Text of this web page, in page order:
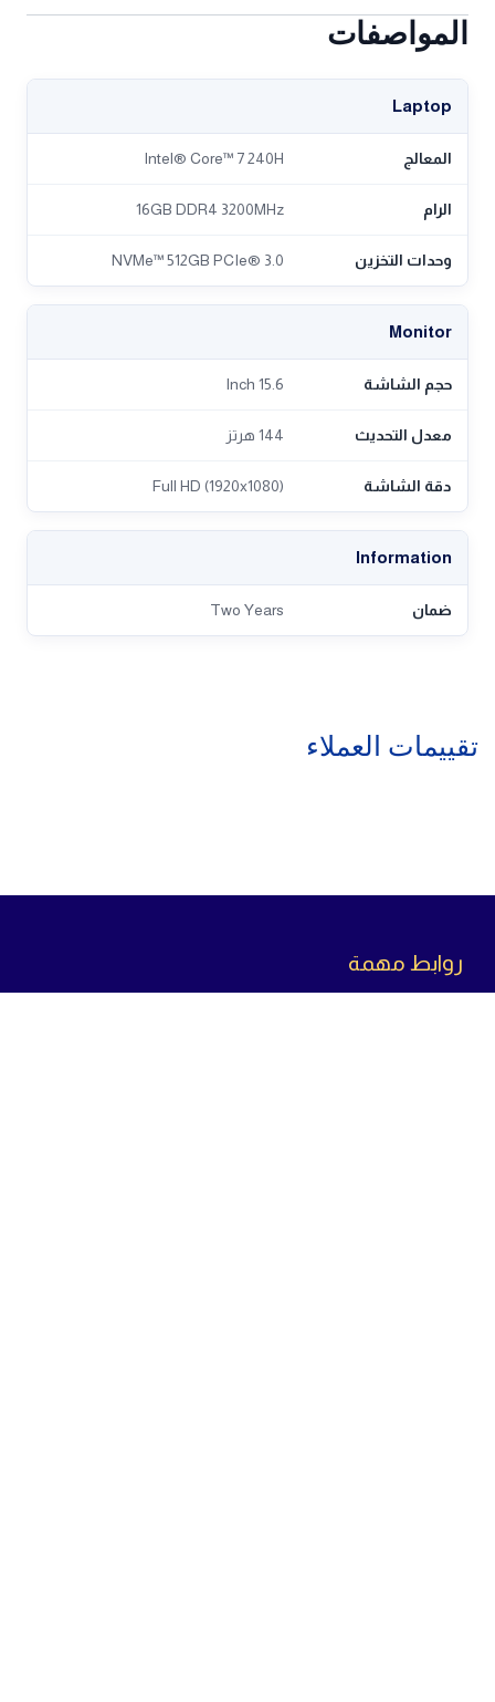
المواصفات
Laptop
المعالج Intel® Core™ 7 240H
الرام 16GB DDR4 3200MHz
وحدات التخزين NVMe™ 512GB PCIe® 3.0
Monitor
حجم الشاشة 15.6 Inch
معدل التحديث 144 هرتز
دقة الشاشة Full HD (1920x1080)
Information
ضمان Two Years
تقييمات العملاء
روابط مهمة